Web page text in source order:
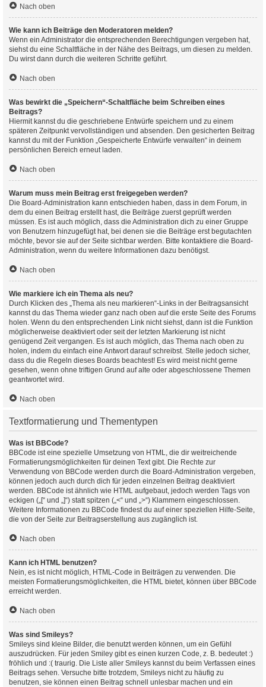
Nach oben
Wie kann ich Beiträge den Moderatoren melden?
Wenn ein Administrator die entsprechenden Berechtigungen vergeben hat,
siehst du eine Schaltfläche in der Nähe des Beitrags, um diesen zu melden.
Du wirst dann durch die weiteren Schritte geführt.
Nach oben
Was bewirkt die „Speichern“-Schaltfläche beim Schreiben eines
Beitrags?
Hiermit kannst du die geschriebene Entwürfe speichern und zu einem
späteren Zeitpunkt vervollständigen und absenden. Den gesicherten Beitrag
kannst du mit der Funktion „Gespeicherte Entwürfe verwalten“ in deinem
persönlichen Bereich erneut laden.
Nach oben
Warum muss mein Beitrag erst freigegeben werden?
Die Board-Administration kann entschieden haben, dass in dem Forum, in
dem du einen Beitrag erstellt hast, die Beiträge zuerst geprüft werden
müssen. Es ist auch möglich, dass die Administration dich zu einer Gruppe
von Benutzern hinzugefügt hat, bei denen sie die Beiträge erst begutachten
möchte, bevor sie auf der Seite sichtbar werden. Bitte kontaktiere die Board-
Administration, wenn du weitere Informationen dazu benötigst.
Nach oben
Wie markiere ich ein Thema als neu?
Durch Klicken des „Thema als neu markieren“-Links in der Beitragsansicht
kannst du das Thema wieder ganz nach oben auf die erste Seite des Forums
holen. Wenn du den entsprechenden Link nicht siehst, dann ist die Funktion
möglicherweise deaktiviert oder seit der letzten Markierung ist nicht
genügend Zeit vergangen. Es ist auch möglich, das Thema nach oben zu
holen, indem du einfach eine Antwort darauf schreibst. Stelle jedoch sicher,
dass du die Regeln dieses Boards beachtest! Es wird meist nicht gerne
gesehen, wenn ohne triftigen Grund auf alte oder abgeschlossene Themen
geantwortet wird.
Nach oben
Textformatierung und Thementypen
Was ist BBCode?
BBCode ist eine spezielle Umsetzung von HTML, die dir weitreichende
Formatierungsmöglichkeiten für deinen Text gibt. Die Rechte zur
Verwendung von BBCode werden durch die Board-Administration vergeben,
können jedoch auch durch dich für jeden einzelnen Beitrag deaktiviert
werden. BBCode ist ähnlich wie HTML aufgebaut, jedoch werden Tags von
eckigen („[“ und „]“) statt spitzen („<“ und „>“) Klammern eingeschlossen.
Weitere Informationen zu BBCode findest du auf einer speziellen Hilfe-Seite,
die von der Seite zur Beitragserstellung aus zugänglich ist.
Nach oben
Kann ich HTML benutzen?
Nein, es ist nicht möglich, HTML-Code in Beiträgen zu verwenden. Die
meisten Formatierungsmöglichkeiten, die HTML bietet, können über BBCode
erreicht werden.
Nach oben
Was sind Smileys?
Smileys sind kleine Bilder, die benutzt werden können, um ein Gefühl
auszudrücken. Für jeden Smiley gibt es einen kurzen Code, z. B. bedeutet :)
fröhlich und :( traurig. Die Liste aller Smileys kannst du beim Verfassen eines
Beitrags sehen. Versuche bitte trotzdem, Smileys nicht zu häufig zu
benutzen, sie können einen Beitrag schnell unlesbar machen und ein